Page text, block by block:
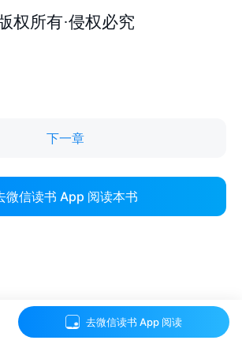
下一章
微信读书 App 阅读本书
去微信读书 App 阅读